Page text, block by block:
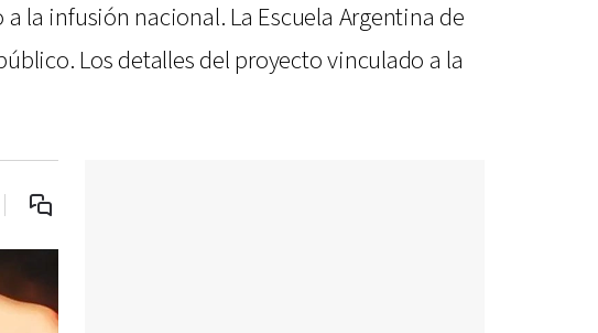
la infusión nacional. La Escuela Argentina de
Los detalles del proyecto vinculado a la